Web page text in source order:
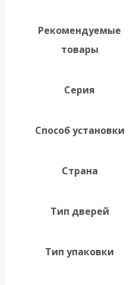
Рекомендуемые
товары
Серия
Способ установки
Страна
Тип дверей
Тип упаковки